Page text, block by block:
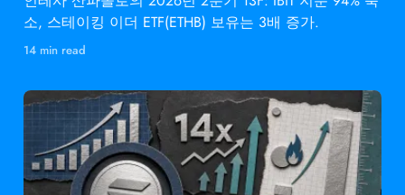
소, 스테이킹 이더 ETF(ETHB) 보유는 3배 증가.
14 min read